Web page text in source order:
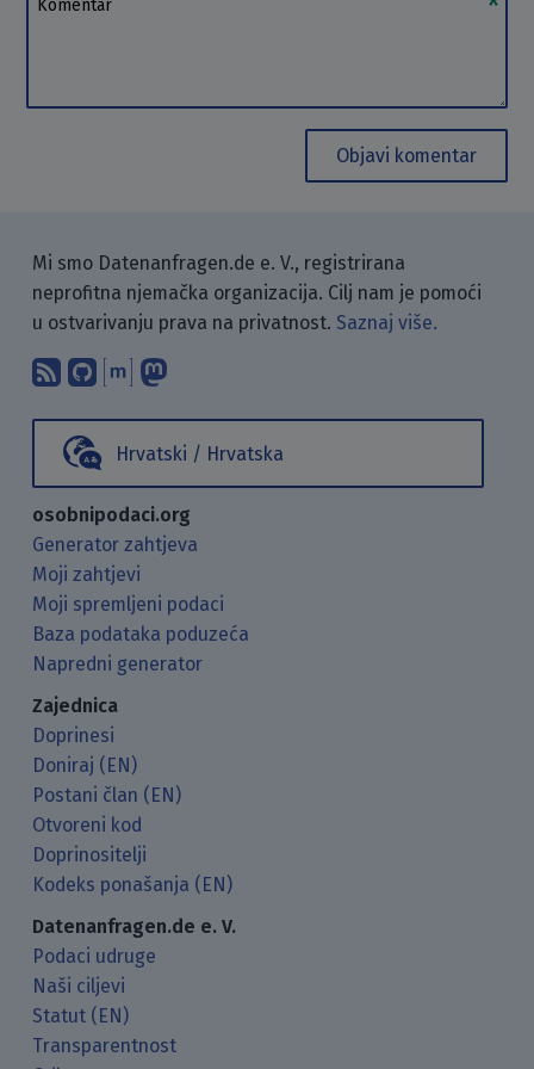
Objavi komentar
Mi smo Datenanfragen.de e. V., registrirana
neprofitna njemačka organizacija. Cilj nam je pomoći
u ostvarivanju prava na privatnost. Saznaj više.
Pretplati se na naš blog koristeći
Pronađi nas na GitHubu.
Raspravljaj s nama putem
Hrvatski / Hrvatska
osobnipodaci.org
Generator zahtjeva
Moji zahtjevi
Moji spremljeni podaci
Baza podataka poduzeća
Napredni generator
Zajednica
Doprinesi
Doniraj (EN)
Postani član (EN)
Otvoreni kod
Doprinositelji
Kodeks ponašanja (EN)
Datenanfragen.de e. V.
Podaci udruge
Naši ciljevi
Statut (EN)
Transparentnost